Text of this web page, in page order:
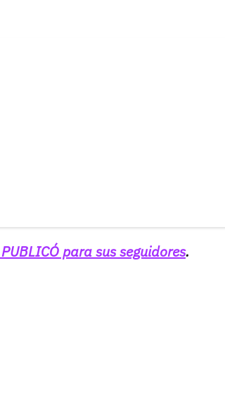
para sus seguidores.